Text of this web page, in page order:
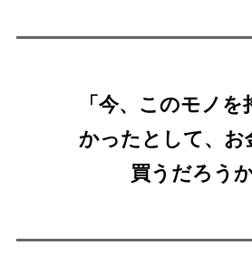
「今、このモノ
かったとして、お
買うだろうか